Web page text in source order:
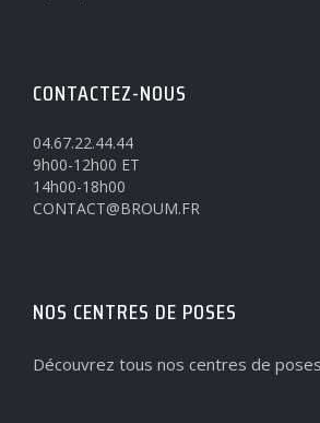
CONTACTEZ-NOUS
04.67.22.44.44
9h00-12h00 ET
14h00-18h00
CONTACT@BROUM.FR
NOS CENTRES DE POSES
Découvrez tous nos centres de